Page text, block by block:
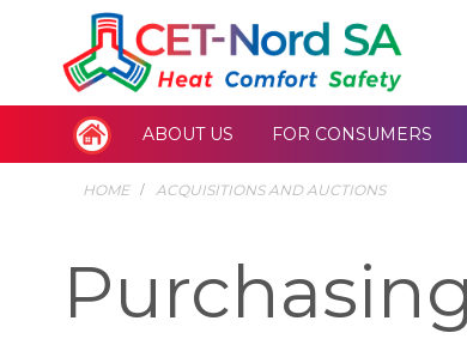
ABOUT US FOR CONSUMERS
HOME ACQUISITIONS AND AUCTIONS